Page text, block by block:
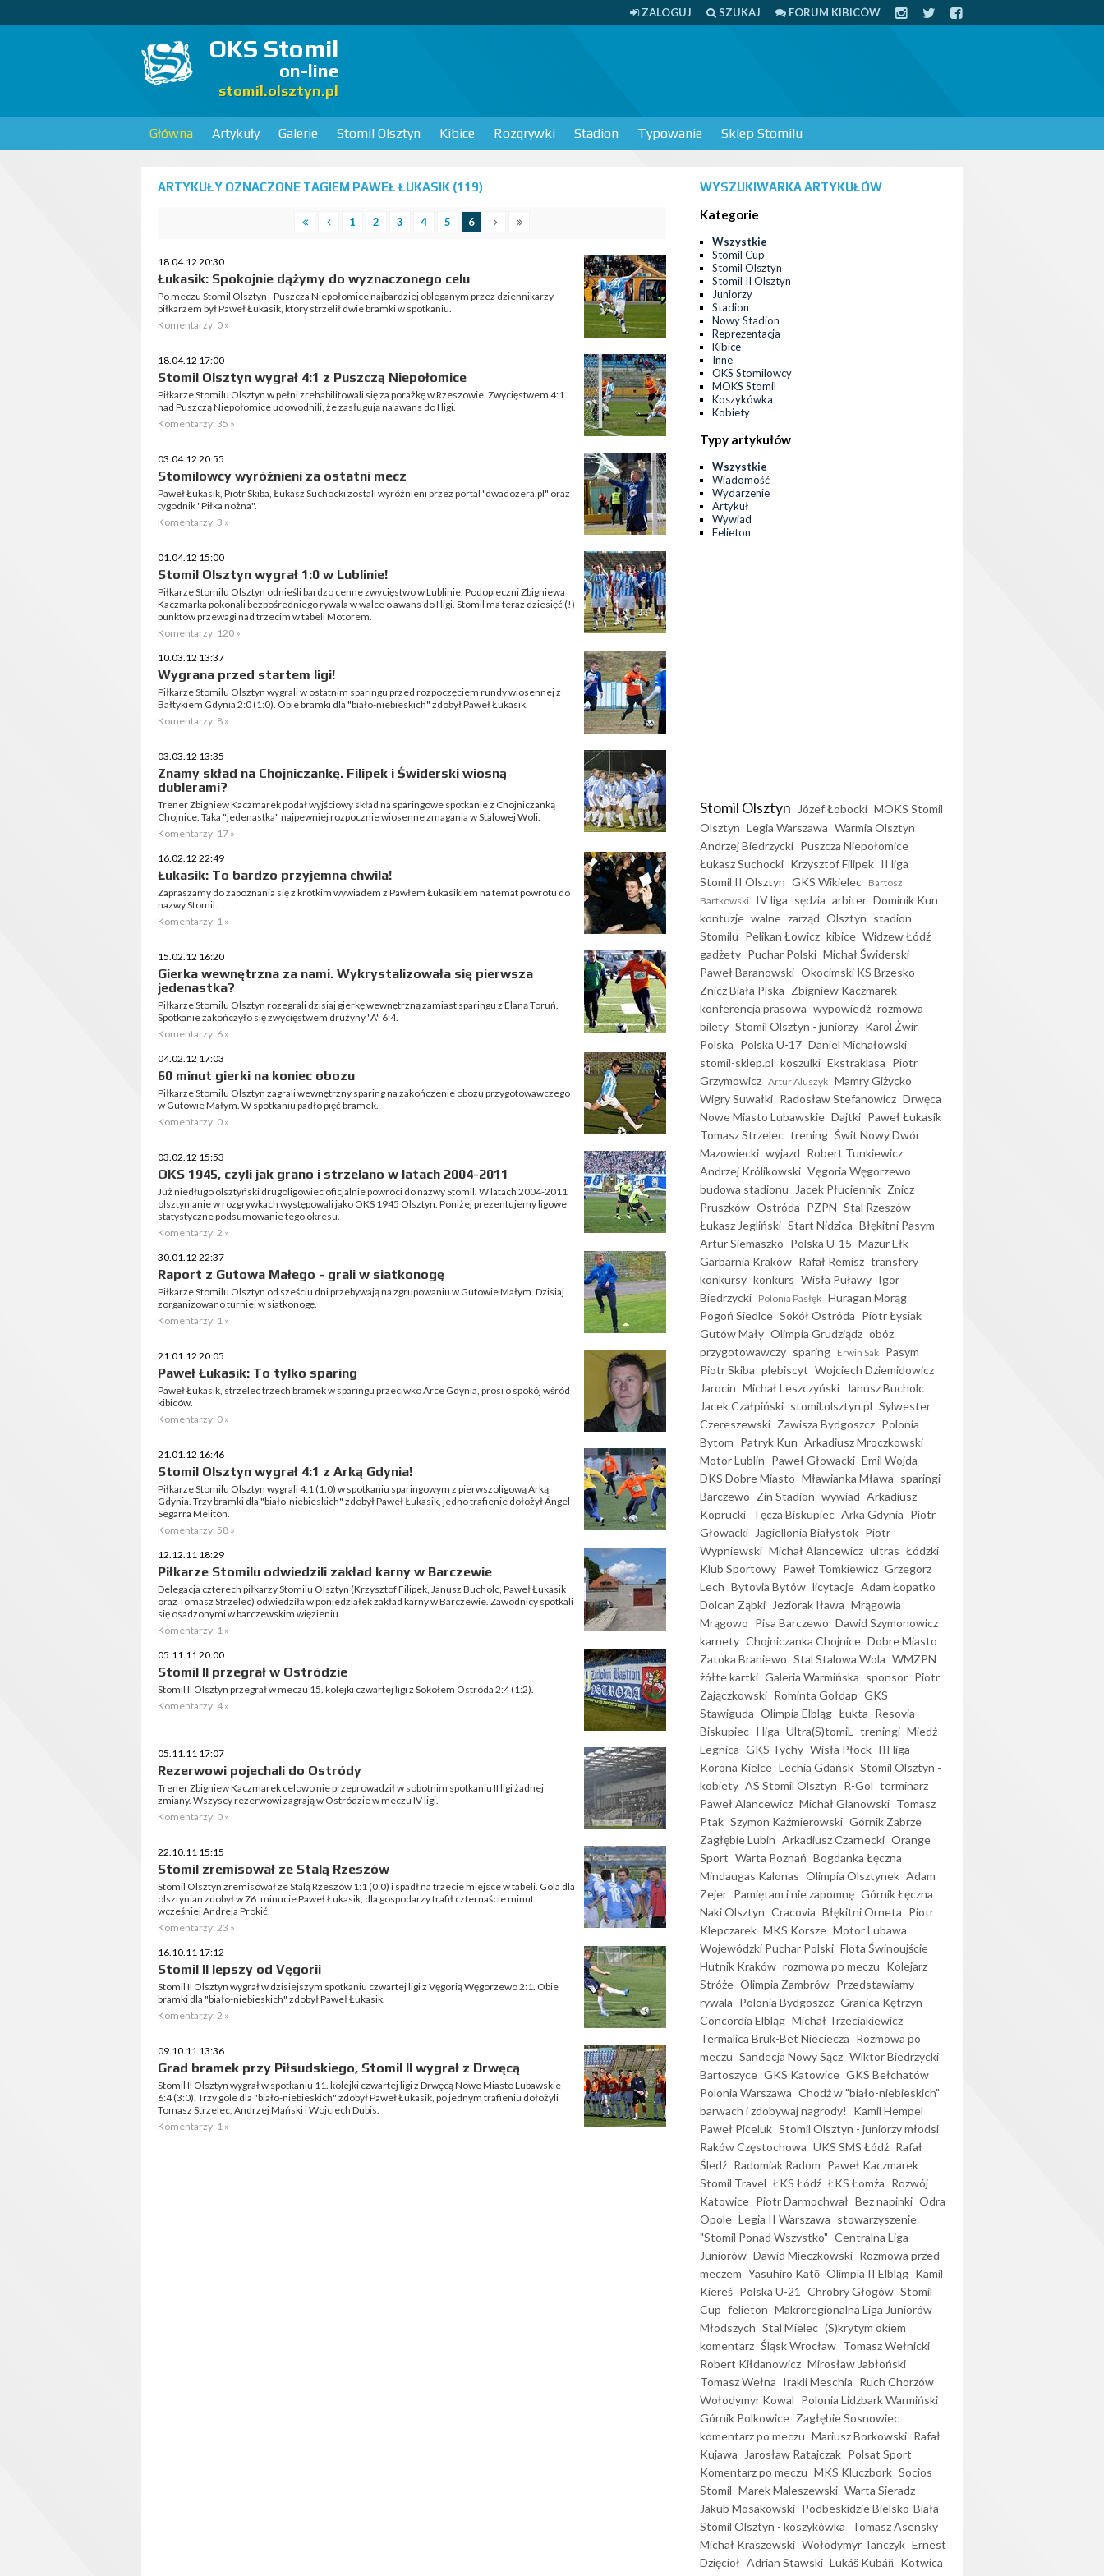
ZALOGUJ SZUKAJ FORUM KIBICÓW
OKS Stomil
on-line
stomil.olsztyn.pl
Główna Artykuły Galerie Stomil Olsztyn Kibice Rozgrywki Stadion Typowanie Sklep Stomilu
ARTYKUŁY OZNACZONE TAGIEM PAWEŁ ŁUKASIK (119)
1 2 3 4 5 6
18.04.12 20:30
Łukasik: Spokojnie dążymy do wyznaczonego celu
Po meczu Stomil Olsztyn - Puszcza Niepołomice najbardziej obleganym przez dziennikarzy
piłkarzem był Paweł Łukasik, który strzelił dwie bramki w spotkaniu.
Komentarzy: 0 »
18.04.12 17:00
Stomil Olsztyn wygrał 4:1 z Puszczą Niepołomice
Piłkarze Stomilu Olsztyn w pełni zrehabilitowali się za porażkę w Rzeszowie. Zwycięstwem 4:1
nad Puszczą Niepołomice udowodnili, że zasługują na awans do I ligi.
Komentarzy: 35 »
03.04.12 20:55
Stomilowcy wyróżnieni za ostatni mecz
Paweł Łukasik, Piotr Skiba, Łukasz Suchocki zostali wyróżnieni przez portal "dwadozera.pl" oraz
tygodnik "Piłka nożna".
Komentarzy: 3 »
01.04.12 15:00
Stomil Olsztyn wygrał 1:0 w Lublinie!
Piłkarze Stomilu Olsztyn odnieśli bardzo cenne zwycięstwo w Lublinie. Podopieczni Zbigniewa
Kaczmarka pokonali bezpośredniego rywala w walce o awans do I ligi. Stomil ma teraz dziesięć (!)
punktów przewagi nad trzecim w tabeli Motorem.
Komentarzy: 120 »
10.03.12 13:37
Wygrana przed startem ligi!
Piłkarze Stomilu Olsztyn wygrali w ostatnim sparingu przed rozpoczęciem rundy wiosennej z
Bałtykiem Gdynia 2:0 (1:0). Obie bramki dla "biało-niebieskich" zdobył Paweł Łukasik.
Komentarzy: 8 »
03.03.12 13:35
Znamy skład na Chojniczankę. Filipek i Świderski wiosną
dublerami?
Trener Zbigniew Kaczmarek podał wyjściowy skład na sparingowe spotkanie z Chojniczanką
Chojnice. Taka "jedenastka" najpewniej rozpocznie wiosenne zmagania w Stalowej Woli.
Komentarzy: 17 »
16.02.12 22:49
Łukasik: To bardzo przyjemna chwila!
Zapraszamy do zapoznania się z krótkim wywiadem z Pawłem Łukasikiem na temat powrotu do
nazwy Stomil.
Komentarzy: 1 »
15.02.12 16:20
Gierka wewnętrzna za nami. Wykrystalizowała się pierwsza
jedenastka?
Piłkarze Stomilu Olsztyn rozegrali dzisiaj gierkę wewnętrzną zamiast sparingu z Elaną Toruń.
Spotkanie zakończyło się zwycięstwem drużyny "A" 6:4.
Komentarzy: 6 »
04.02.12 17:03
60 minut gierki na koniec obozu
Piłkarze Stomilu Olsztyn zagrali wewnętrzny sparing na zakończenie obozu przygotowawczego
w Gutowie Małym. W spotkaniu padło pięć bramek.
Komentarzy: 0 »
03.02.12 15:53
OKS 1945, czyli jak grano i strzelano w latach 2004-2011
Już niedługo olsztyński drugoligowiec oficjalnie powróci do nazwy Stomil. W latach 2004-2011
olsztynianie w rozgrywkach występowali jako OKS 1945 Olsztyn. Poniżej prezentujemy ligowe
statystyczne podsumowanie tego okresu.
Komentarzy: 2 »
30.01.12 22:37
Raport z Gutowa Małego - grali w siatkonogę
Piłkarze Stomilu Olsztyn od sześciu dni przebywają na zgrupowaniu w Gutowie Małym. Dzisiaj
zorganizowano turniej w siatkonogę.
Komentarzy: 1 »
21.01.12 20:05
Paweł Łukasik: To tylko sparing
Paweł Łukasik, strzelec trzech bramek w sparingu przeciwko Arce Gdynia, prosi o spokój wśród
kibiców.
Komentarzy: 0 »
21.01.12 16:46
Stomil Olsztyn wygrał 4:1 z Arką Gdynia!
Piłkarze Stomilu Olsztyn wygrali 4:1 (1:0) w spotkaniu sparingowym z pierwszoligową Arką
Gdynia. Trzy bramki dla "biało-niebieskich" zdobył Paweł Łukasik, jedno trafienie dołożył Ángel
Segarra Melitón.
Komentarzy: 58 »
12.12.11 18:29
Piłkarze Stomilu odwiedzili zakład karny w Barczewie
Delegacja czterech piłkarzy Stomilu Olsztyn (Krzysztof Filipek, Janusz Bucholc, Paweł Łukasik
oraz Tomasz Strzelec) odwiedziła w poniedziałek zakład karny w Barczewie. Zawodnicy spotkali
się osadzonymi w barczewskim więzieniu.
Komentarzy: 1 »
05.11.11 20:00
Stomil II przegrał w Ostródzie
Stomil II Olsztyn przegrał w meczu 15. kolejki czwartej ligi z Sokołem Ostróda 2:4 (1:2).
Komentarzy: 4 »
05.11.11 17:07
Rezerwowi pojechali do Ostródy
Trener Zbigniew Kaczmarek celowo nie przeprowadził w sobotnim spotkaniu II ligi żadnej
zmiany. Wszyscy rezerwowi zagrają w Ostródzie w meczu IV ligi.
Komentarzy: 0 »
22.10.11 15:15
Stomil zremisował ze Stalą Rzeszów
Stomil Olsztyn zremisował ze Stalą Rzeszów 1:1 (0:0) i spadł na trzecie miejsce w tabeli. Gola dla
olsztynian zdobył w 76. minucie Paweł Łukasik, dla gospodarzy trafił czternaście minut
wcześniej Andreja Prokić.
Komentarzy: 23 »
16.10.11 17:12
Stomil II lepszy od Vęgorii
Stomil II Olsztyn wygrał w dzisiejszym spotkaniu czwartej ligi z Vęgorią Węgorzewo 2:1. Obie
bramki dla "biało-niebieskich" zdobył Paweł Łukasik.
Komentarzy: 2 »
09.10.11 13:36
Grad bramek przy Piłsudskiego, Stomil II wygrał z Drwęcą
Stomil II Olsztyn wygrał w spotkaniu 11. kolejki czwartej ligi z Drwęcą Nowe Miasto Lubawskie
6:4 (3:0). Trzy gole dla "biało-niebieskich" zdobył Paweł Łukasik, po jednym trafieniu dołożyli
Tomasz Strzelec, Andrzej Mański i Wojciech Dubis.
Komentarzy: 1 »
WYSZUKIWARKA ARTYKUŁÓW
Kategorie
Wszystkie
Stomil Cup
Stomil Olsztyn
Stomil II Olsztyn
Juniorzy
Stadion
Nowy Stadion
Reprezentacja
Kibice
Inne
OKS Stomilowcy
MOKS Stomil
Koszykówka
Kobiety
Typy artykułów
Wszystkie
Wiadomość
Wydarzenie
Artykuł
Wywiad
Felieton
Stomil Olsztyn Józef Łobocki MOKS Stomil
Olsztyn Legia Warszawa Warmia Olsztyn
Andrzej Biedrzycki Puszcza Niepołomice
Łukasz Suchocki Krzysztof Filipek II liga
Stomil II Olsztyn GKS Wikielec Bartosz
Bartkowski IV liga sędzia arbiter Dominik Kun
kontuzje walne zarząd Olsztyn stadion
Stomilu Pelikan Łowicz kibice Widzew Łódź
gadżety Puchar Polski Michał Świderski
Paweł Baranowski Okocimski KS Brzesko
Znicz Biała Piska Zbigniew Kaczmarek
konferencja prasowa wypowiedź rozmowa
bilety Stomil Olsztyn - juniorzy Karol Żwir
Polska Polska U-17 Daniel Michałowski
stomil-sklep.pl koszulki Ekstraklasa Piotr
Grzymowicz Artur Aluszyk Mamry Giżycko
Wigry Suwałki Radosław Stefanowicz Drwęca
Nowe Miasto Lubawskie Dajtki Paweł Łukasik
Tomasz Strzelec trening Świt Nowy Dwór
Mazowiecki wyjazd Robert Tunkiewicz
Andrzej Królikowski Vęgoria Węgorzewo
budowa stadionu
Jacek Płuciennik Znicz
Pruszków Ostróda PZPN Stal Rzeszów
Łukasz Jegliński Start Nidzica Błękitni Pasym
Artur Siemaszko Polska U-15 Mazur Ełk
Garbarnia Kraków Rafał Remisz transfery
konkursy konkurs Wisła Puławy Igor
Biedrzycki Polonia Pasłęk Huragan Morąg
Pogoń Siedlce Sokół Ostróda Piotr Łysiak
Gutów Mały Olimpia Grudziądz obóz
przygotowawczy sparing Erwin Sak Pasym
Piotr Skiba plebiscyt Wojciech Dziemidowicz
Jarocin Michał Leszczyński
Janusz Bucholc
Jacek Czałpiński stomil.olsztyn.pl Sylwester
Czereszewski Zawisza Bydgoszcz Polonia
Bytom Patryk Kun Arkadiusz Mroczkowski
Motor Lublin Paweł Głowacki Emil Wojda
DKS Dobre Miasto Mławianka Mława sparingi
Barczewo Zin Stadion wywiad Arkadiusz
Koprucki Tęcza Biskupiec Arka Gdynia Piotr
Głowacki
Jagiellonia Białystok Piotr
Wypniewski Michał Alancewicz ultras Łódzki
Klub Sportowy Paweł Tomkiewicz Grzegorz
Lech Bytovia Bytów licytacje Adam Łopatko
Dolcan Ząbki
Jeziorak Iława Mrągowia
Mrągowo Pisa Barczewo Dawid Szymonowicz
karnety Chojniczanka Chojnice Dobre Miasto
Zatoka Braniewo Stal Stalowa Wola WMZPN
żółte kartki Galeria Warmińska sponsor Piotr
Zajączkowski Rominta Gołdap GKS
Stawiguda Olimpia Elbląg Łukta Resovia
Biskupiec I liga Ultra(S)tomiL treningi Miedź
Legnica GKS Tychy Wisła Płock III liga
Korona Kielce Lechia Gdańsk Stomil Olsztyn -
kobiety AS Stomil Olsztyn R-Gol terminarz
Paweł Alancewicz Michał Glanowski Tomasz
Ptak Szymon Kaźmierowski Górnik Zabrze
Zagłębie Lubin Arkadiusz Czarnecki Orange
Sport Warta Poznań Bogdanka Łęczna
Mindaugas Kalonas Olimpia Olsztynek Adam
Zejer Pamiętam i nie zapomnę Górnik Łęczna
Naki Olsztyn Cracovia Błękitni Orneta Piotr
Klepczarek MKS Korsze Motor Lubawa
Wojewódzki Puchar Polski Flota Świnoujście
Hutnik Kraków rozmowa po meczu Kolejarz
Stróże Olimpia Zambrów Przedstawiamy
rywala Polonia Bydgoszcz Granica Kętrzyn
Concordia Elbląg Michał Trzeciakiewicz
Termalica Bruk-Bet Nieciecza Rozmowa po
meczu Sandecja Nowy Sącz Wiktor Biedrzycki
Bartoszyce GKS Katowice GKS Bełchatów
Polonia Warszawa Chodź w "biało-niebieskich"
barwach i zdobywaj nagrody!
Kamil Hempel
Paweł Piceluk Stomil Olsztyn - juniorzy młodsi
Raków Częstochowa UKS SMS Łódź Rafał
Śledź Radomiak Radom Paweł Kaczmarek
Stomil Travel ŁKS Łódź ŁKS Łomża Rozwój
Katowice Piotr Darmochwał Bez napinki Odra
Opole Legia II Warszawa stowarzyszenie
"Stomil Ponad Wszystko" Centralna Liga
Juniorów Dawid Mieczkowski Rozmowa przed
meczem Yasuhiro Katō Olimpia II Elbląg Kamil
Kiereś Polska U-21 Chrobry Głogów Stomil
Cup felieton Makroregionalna Liga Juniorów
Młodszych Stal Mielec (S)krytym okiem
komentarz Śląsk Wrocław Tomasz Wełnicki
Robert Kiłdanowicz Mirosław Jabłoński
Tomasz Wełna Irakli Meschia Ruch Chorzów
Wołodymyr Kowal Polonia Lidzbark Warmiński
Górnik Polkowice Zagłębie Sosnowiec
komentarz po meczu Mariusz Borkowski Rafał
Kujawa
Jarosław Ratajczak Polsat Sport
Komentarz po meczu MKS Kluczbork Socios
Stomil Marek Maleszewski Warta Sieradz
Jakub Mosakowski Podbeskidzie Bielsko-Biała
Stomil Olsztyn - koszykówka Tomasz Asensky
Michał Kraszewski Wołodymyr Tanczyk Ernest
Dzięcioł Adrian Stawski Lukáš Kubáň Kotwica